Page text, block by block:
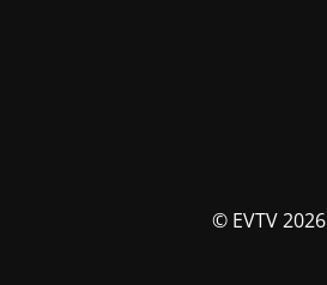
© EVTV 2026